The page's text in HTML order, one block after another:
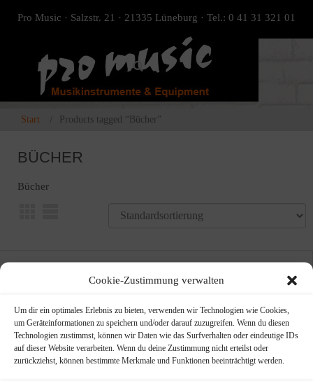
Cookie-Zustimmung verwalten
Um dir ein optimales Erlebnis zu bieten, verwenden wir Technologien wie Cookies,
um Geräteinformationen zu speichern und/oder darauf zuzugreifen. Wenn du diesen
Technologien zustimmst, können wir Daten wie das Surfverhalten oder eindeutige IDs
auf dieser Website verarbeiten. Wenn du deine Zustimmung nicht erteilst oder
zurückziehst, können bestimmte Merkmale und Funktionen beeinträchtigt werden.
Pro Music · Salzstr. 21 · 21335 Lüneburg · Tel.: 0 41 31 321 01
Start Products tagged “Bücher”
BÜCHER
Bücher